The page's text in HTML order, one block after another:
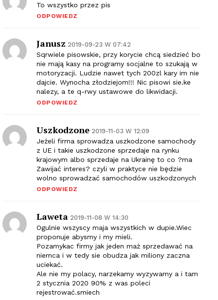
To wszystko przez pis
ODPOWIEDZ
Janusz 2019-09-23 W 07:42
Sqrwiele pisowskie, przy korycie chcą siedzieć bo
nie mają kasy na programy socjalne to szukają w
motoryzacji. Ludzie nawet tych 200zl kary im nie
dajcie. Wynocha złodziejom!!! Nic pisowi sie.ke
nalezy, a te q-rwy ustawowe do likwidacji.
ODPOWIEDZ
Uszkodzone 2019-11-03 W 12:09
Jeżeli firma sprowadza uszkodzone samochody
z UE i takie uszkodzone sprzedaje na rynku
krajowym albo sprzedaje na Ukrainę to co ?ma
Zawijać interes? czyli w praktyce nie będzie
wolno sprowadzać samochodów uszkodzonych
ODPOWIEDZ
Laweta 2019-11-08 W 14:30
Ogulnie wszyscy maja wszystkich w dupie.Wiec
proponuje abysmy i my mieli.
Pozamykac firmy jak jeden maż sprzedawać na
niemca i w tedy sie obudza jak miliony zaczna
uciekać.
Ale nie my polacy, narzekamy wyzywamy a i tam
2 stycznia 2020 90% z was poleci
rejestrować.smiech